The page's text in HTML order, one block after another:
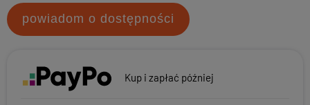
powiadom o dostępności
Kup i zapłać później